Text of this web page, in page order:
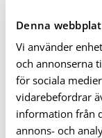
Denna
Vi använder
och annonserna
för sociala
vidarebefordrar
information från
annons- och
till exempel
använda P-skiva
på klockan 9.00.
Här ser du
avgiftsfri